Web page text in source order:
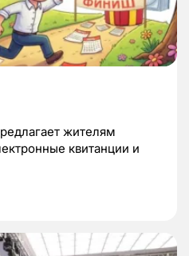
жителям
квитанции и